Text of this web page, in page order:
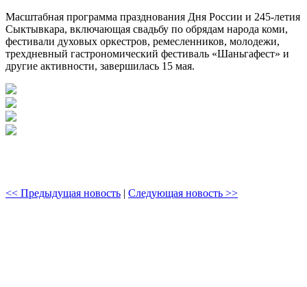
Масштабная программа празднования Дня России и 245-летия
Сыктывкара, включающая свадьбу по обрядам народа коми,
фестивали духовых оркестров, ремесленников, молодежи,
трехдневный гастрономический фестиваль «Шаньгафест» и
другие активности, завершилась 15 мая.
<< Предыдущая новость | Следующая новость >>